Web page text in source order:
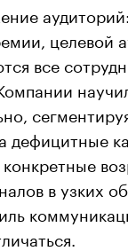
целевой
все
дефицитные
в узких